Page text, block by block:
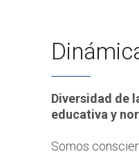
Diversidad de
educativa y
Somos